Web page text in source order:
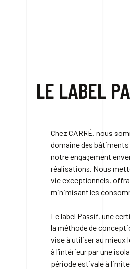
LE LABEL
Chez CARRÉ, nous
domaine des bâtiments
notre engagement
réalisations. Nous
vie exceptionnels,
minimisant les
Le label Passif, une
la méthode de
vise à utiliser au mieux
à l’intérieur par une
période estivale à